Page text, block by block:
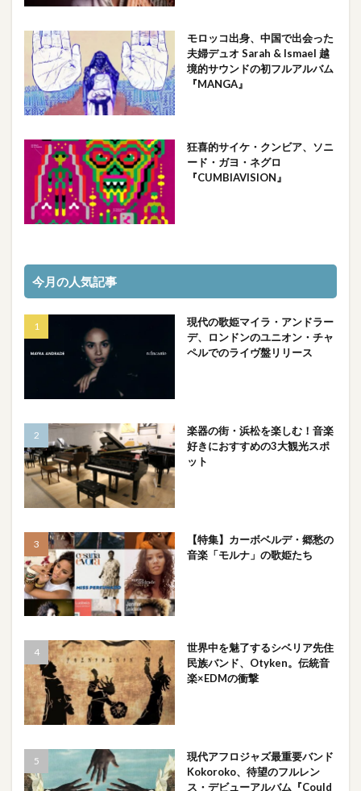
モロッコ出身、中国で出会った
夫婦デュオ Sarah & Ismael 越
境的サウンドの初フルアルバム
『MANGA』
狂喜的サイケ・クンビア、ソニ
ード・ガヨ・ネグロ
『CUMBIAVISION』
今月の人気記事
現代の歌姫マイラ・アンドラー
デ、ロンドンのユニオン・チャ
ペルでのライヴ盤リリース
楽器の街・浜松を楽しむ！音楽
好きにおすすめの3大観光スポ
ット
【特集】カーボベルデ・郷愁の
音楽「モルナ」の歌姫たち
世界中を魅了するシベリア先住
民族バンド、Otyken。伝統音
楽×EDMの衝撃
現代アフロジャズ最重要バンド
Kokoroko、待望のフルレン
ス・デビューアルバム『Could